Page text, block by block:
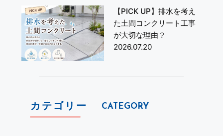
【PICK UP】排水を考え
た土間コンクリート工事
が大切な理由？
2026.07.20
カテゴリー CATEGORY